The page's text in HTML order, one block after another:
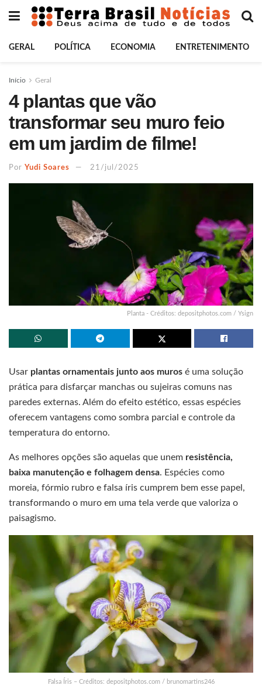
GERAL POLÍTICA ECONOMIA ENTRETENIMENTO
Início Geral
4 plantas que vão
transformar seu muro feio
em um jardim de filme!
Por Yudi Soares 21/jul/2025
Planta - Créditos: depositphotos.com / Ysign
Usar plantas ornamentais junto aos muros é uma solução
prática para disfarçar manchas ou sujeiras comuns nas
paredes externas. Além do efeito estético, essas espécies
oferecem vantagens como sombra parcial e controle da
temperatura do entorno.
As melhores opções são aquelas que unem resistência,
baixa manutenção e folhagem densa. Espécies como
moreia, fórmio rubro e falsa íris cumprem bem esse papel,
transformando o muro em uma tela verde que valoriza o
paisagismo.
Falsa Íris – Créditos: depositphotos.com / brunomartins246